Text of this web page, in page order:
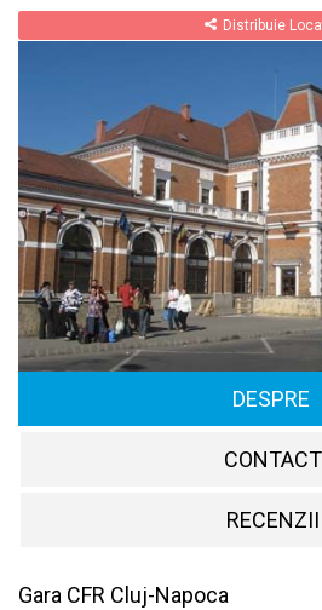
Distribuie
DESPRE
CONTACT
RECENZII
Gara CFR Cluj-Napoca